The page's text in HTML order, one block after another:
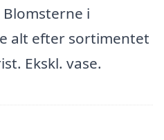
i
alt efter sortimentet
Ekskl. vase.